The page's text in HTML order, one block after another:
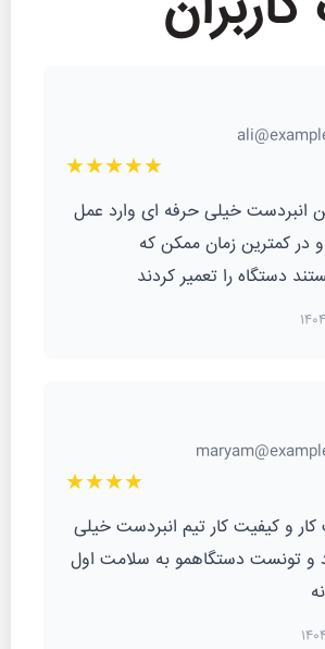
★★★★★
انبردست خیلی حرفه ای وارد عمل
در کمترین زمان ممکن که
دستگاه را تعمیر کردند
★★★★
و کیفیت کار تیم انبردست خیلی
و تونست دستگاهمو به سلامت اول